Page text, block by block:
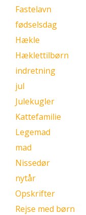
Fastelavn
fødselsdag
Hækle
Hæklettilbørn
indretning
jul
Julekugler
Kattefamilie
Legemad
mad
Nissedør
nytår
Opskrifter
Rejse med børn